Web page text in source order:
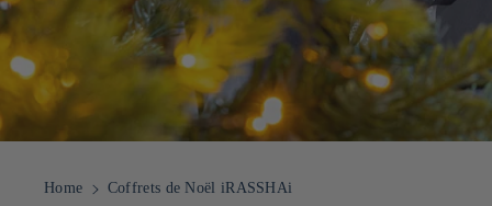
Home Coffrets de Noël iRASSHAi